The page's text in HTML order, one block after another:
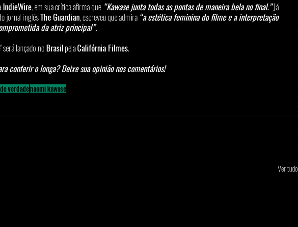
IndieWire, em sua crítica afirma que “Kawase junta todas as pontas de maneira bela no final.” Já
jornal inglês The Guardian, escreveu que admira “a estética feminina do filme e a interpretação
da atriz principal”.
será lançado no Brasil pela Califórnia Filmes.
conferir o longa? Deixe sua opinião nos comentários!
verdadenaomi kawase
Ver tudo